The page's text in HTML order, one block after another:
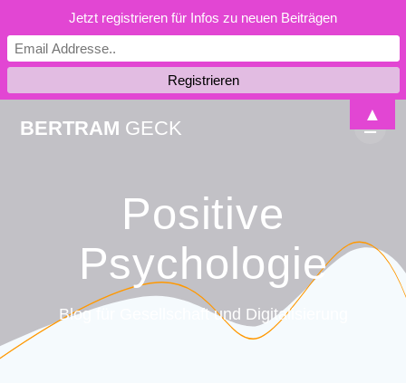
BERTRAM GECK
Positive
Psychologie
Blog für Gesellschaft und Digitalisierung
Jetzt registrieren für Infos zu neuen Beiträgen
▲